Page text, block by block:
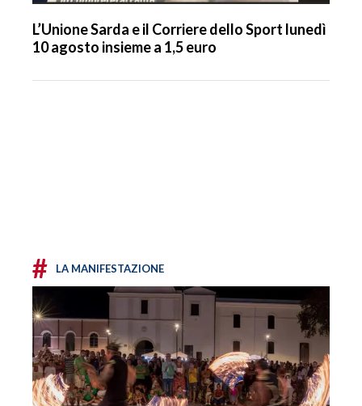
L’Unione Sarda e il Corriere dello Sport lunedì
10 agosto insieme a 1,5 euro
# LA MANIFESTAZIONE